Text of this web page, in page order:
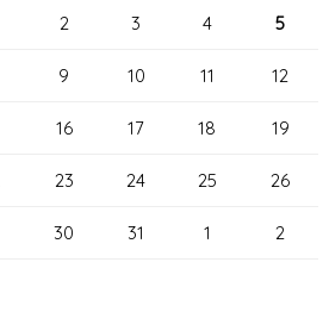
2 3 4 5
9 10 11 12
16 17 18 19
23 24 25 26
30 31 1 2